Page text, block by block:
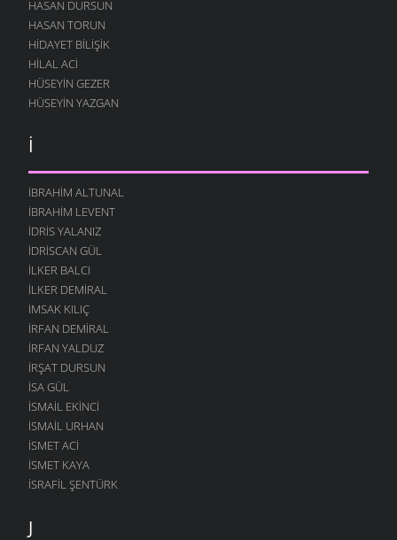
HASAN DURSUN
HASAN TORUN
HIDAYET BILIŞIK
HILAL ACI
HÜSEYIN GEZER
HÜSEYIN YAZGAN
İ
İBRAHIM ALTUNAL
İBRAHIM LEVENT
İDRIS YALANIZ
IDRISCAN GÜL
İLKER BALCI
İLKER DEMIRAL
İMSAK KILIÇ
İRFAN DEMIRAL
İRFAN YALDUZ
İRŞAT DURSUN
ISA GÜL
ISMAIL EKINCI
İSMAIL URHAN
İSMET ACI
ISMET KAYA
İSRAFIL ŞENTÜRK
J